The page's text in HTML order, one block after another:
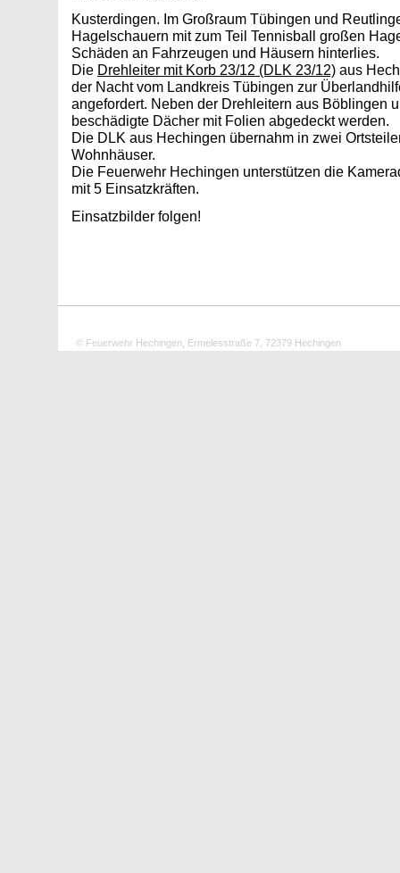
Kusterdingen. Im Großraum Tübingen und
Hagelschauern mit zum Teil Tennisball großen
Schäden an Fahrzeugen und Häusern hinterlies.
Die Drehleiter mit Korb 23/12 (DLK 23/12) aus
der Nacht vom Landkreis Tübingen zur
angefordert. Neben der Drehleitern aus Böblingen
beschädigte Dächer mit Folien abgedeckt werden.
Die DLK aus Hechingen übernahm in zwei
Wohnhäuser.
Die Feuerwehr Hechingen unterstützen die
mit 5 Einsatzkräften.
Einsatzbilder folgen!
© Feuerwehr Hechingen, Ermelesstraße 7, 72379 Hechingen